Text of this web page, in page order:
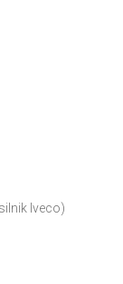
Iveco)